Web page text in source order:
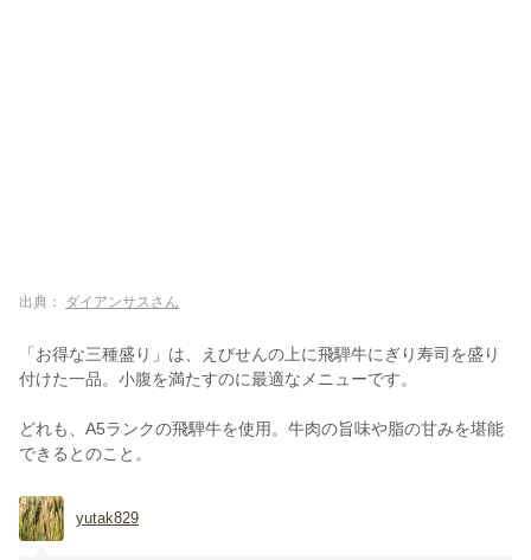
出典： ダイアンサスさん
「お得な三種盛り」は、えびせんの上に飛騨牛にぎり寿司を盛り
付けた一品。小腹を満たすのに最適なメニューです。
どれも、A5ランクの飛騨牛を使用。牛肉の旨味や脂の甘みを堪能
できるとのこと。
yutak829